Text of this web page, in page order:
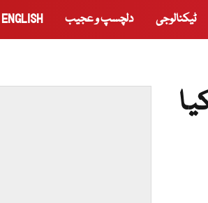
ٹیکنالوجی دلچسپ و عجیب
کیا